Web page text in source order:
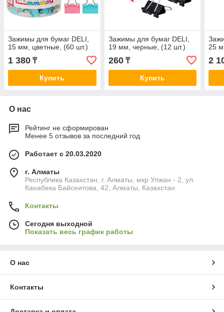
Зажимы для бумаг DELI,
15 мм, цветные, (60 шт.)
1 380 ₸
Купить
Зажимы для бумаг DELI,
19 мм, черные, (12 шт.)
260₸
Купить
25
2
О нас
Рейтинг не сформирован
Менее 5 отзывов за последний год
Работает с 20.03.2020
г. Алматы
Республика Казахстан, г. Алматы, мкр Улжан - 2, ул.
Канабека Байсеитова, 42, Алматы, Казахстан
Контакты
Сегодня выходной
Показать весь график работы
О нас
Контакты